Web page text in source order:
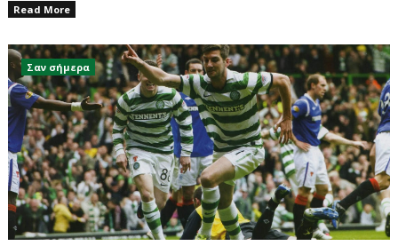
Read More
Σαν σήμερα